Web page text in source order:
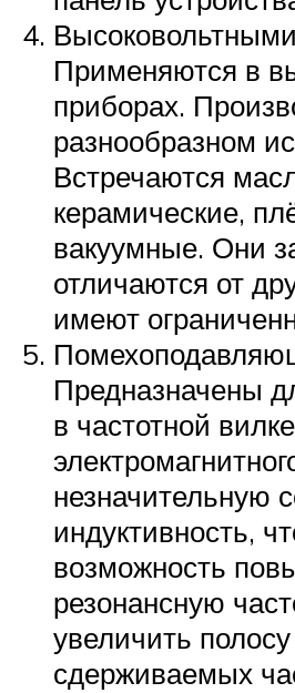
Применяются в
приборах.
разнообразном
Встречаются
керамические,
вакуумные. Они
отличаются от
имеют
Предназначены
в частотной вилке
незначительную
индуктивность,
возможность
резонансную
увеличить полосу
сдерживаемых